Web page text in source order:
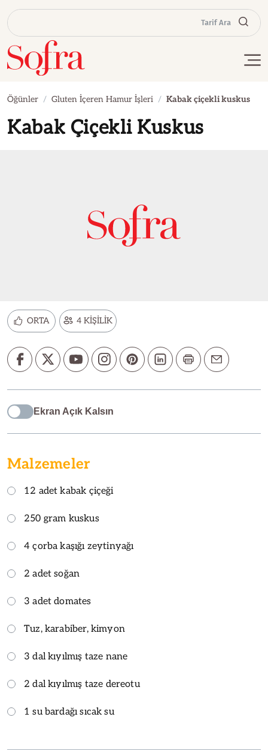
Tarif Ara
Öğünler Gluten İçeren Hamur İşleri Kabak çiçekli kuskus
Kabak Çiçekli Kuskus
ORTA 4 KİŞİLİK
Ekran Açık Kalsın
Malzemeler
12 adet kabak çiçeği
250 gram kuskus
4 çorba kaşığı zeytinyağı
2 adet soğan
3 adet domates
Tuz, karabiber, kimyon
3 dal kıyılmış taze nane
2 dal kıyılmış taze dereotu
1 su bardağı sıcak su